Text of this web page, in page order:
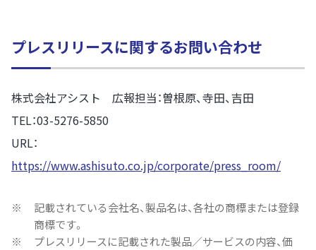
プレスリリースに関するお問い合わせ
株式会社アシスト 広報担当：曽根原、寺田、吉田
TEL：03-5276-5850
URL：
https://www.ashisuto.co.jp/corporate/press_room/
※
記載されている会社名、製品名は、各社の商標または登録
商標です。
※
プレスリリースに記載された製品／サービスの内容、価